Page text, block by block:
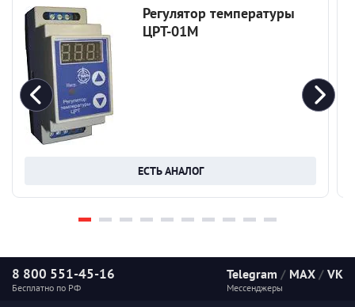
Регулятор температуры
ЦРТ-01М
ЕСТЬ АНАЛОГ
8 800 551-45-16
Бесплатно по РФ
Telegram / MAX / VK
Мессенджеры